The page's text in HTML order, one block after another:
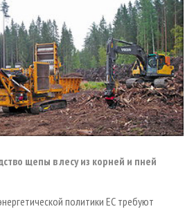
щепы в лесу из корней и пней
политики ЕС требуют